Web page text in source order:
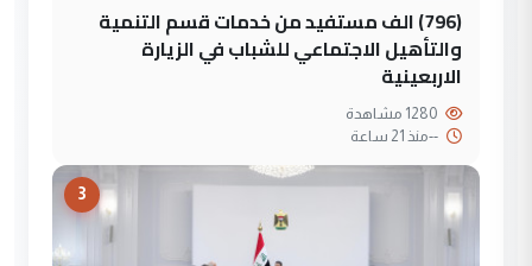
(796) الف مستفيد من خدمات قسم التنمية
والتأهيل الاجتماعي للشباب في الزيارة
الاربعينية
--منذ 21 ساعة
3